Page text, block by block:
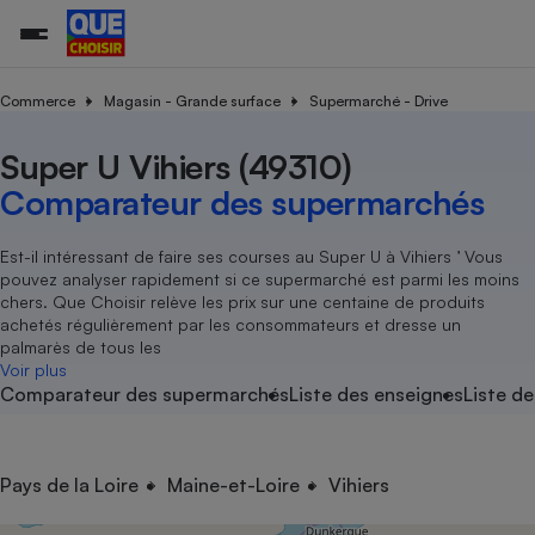
Commerce Magasin - Grande surface Supermarché - Drive
Super U Vihiers (49310)
Comparateur des supermarchés
Est-il intéressant de faire ses courses au Super U à Vihiers ’ Vous
pouvez analyser rapidement si ce supermarché est parmi les moins
chers. Que Choisir relève les prix sur une centaine de produits
achetés régulièrement par les consommateurs et dresse un
palmarès de tous les
Voir plus
Comparateur des supermarchésListe des enseignesListe
Pays de la Loire Maine-et-Loire Vihiers
Nutrition
Assurance auto
Magasin - Grande surface
Méthode de vente -
Organismes de défense
Système judiciairegratuit
Déchet
Achat - Vente - Travaux
Location
Sport
électrique
Démarche administrative
Senior
Service marchand
Train
Transport aérien
Toutes les actualités
Enquêtes
Guides d'achat
Conseils
Brèves
Tous les services
Soumettre un litige
Lettres types
Rencontrer une association locale
Tous nos combats
Nos actions
Nos grandes victoires
Les billets de la présidente
Nos associations locales
Nous rejoindre
En savoir plus sur Que Choisir Ensemble
?
L’association
Nos missions
Notre méthodologie
Notre financement
Nos partenaires
Nous rejoindre